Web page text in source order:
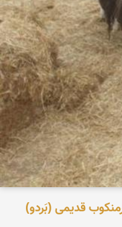
قدیمی (بَردو)